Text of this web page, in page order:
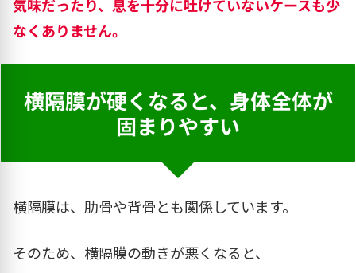
気味だったり、息を十分に吐けていないケースも少
なくありません。
横隔膜が硬くなると、身体全体が
固まりやすい
横隔膜は、肋骨や背骨とも関係しています。
そのため、横隔膜の動きが悪くなると、